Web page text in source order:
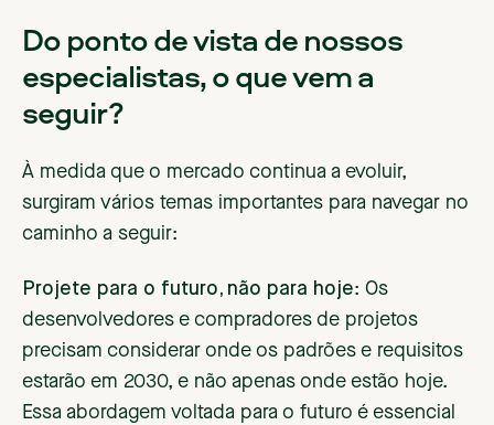
Do ponto de vista de nossos
especialistas, o que vem a
seguir?
À medida que o mercado continua a evoluir,
surgiram vários temas importantes para navegar no
caminho a seguir:
Projete para o futuro, não para hoje: Os
desenvolvedores e compradores de projetos
precisam considerar onde os padrões e requisitos
estarão em 2030, e não apenas onde estão hoje.
Essa abordagem voltada para o futuro é essencial